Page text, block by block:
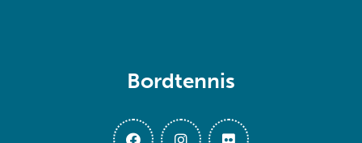
Bordtennis